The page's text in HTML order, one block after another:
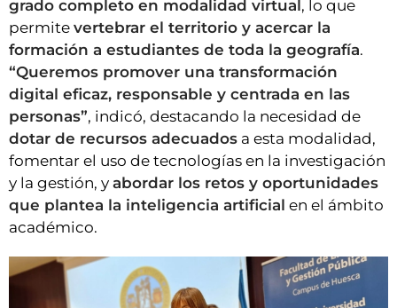
grado completo en modalidad virtual, lo que
permite vertebrar el territorio y acercar la
formación a estudiantes de toda la geografía.
“Queremos promover una transformación
digital eficaz, responsable y centrada en las
personas”, indicó, destacando la necesidad de
dotar de recursos adecuados a esta modalidad,
fomentar el uso de tecnologías en la investigación
y la gestión, y abordar los retos y oportunidades
que plantea la inteligencia artificial en el ámbito
académico.